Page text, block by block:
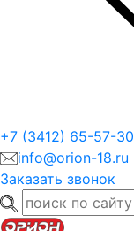
+7 (3412) 65-57-30
info@orion-18.ru
Заказать звонок